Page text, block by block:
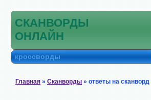
СКАНВОРДЫ
ОНЛАЙН
кроссворды
Главная » Сканворды » ответы на сканворд